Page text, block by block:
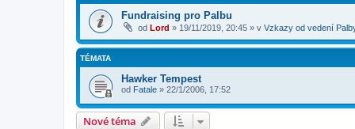
Fundraising pro Palbu
od Lord » 19/11/2019, 20:45 » v Vzkazy od vedení
TÉMATA
Hawker Tempest
od Fatale » 22/1/2006, 17:52
Nové téma